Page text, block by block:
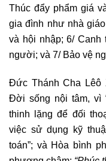
Thúc đẩy phẩm giá
gia đình như nhà
và hội nhập; 6/ Canh
người; và 7/ Bảo vệ
Đức Thánh Cha Lêô
Đời sống nội tâm, vì
thinh lặng để đối
việc sử dụng kỹ
toán”; và Hòa bình